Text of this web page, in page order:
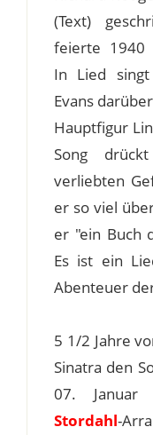
(Text)
feierte 1940
In Lied
Evans
Hauptfigur
Song
verliebten
er so viel
er "ein Buch
Es ist ein
Abenteuer
5 1/2 Jahre
Sinatra den
07.
Stordahl-